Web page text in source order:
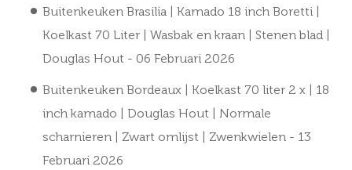
Buitenkeuken Brasilia | Kamado 18 inch Boretti |
Koelkast 70 Liter | Wasbak en kraan | Stenen blad |
Douglas Hout - 06 Februari 2026
Buitenkeuken Bordeaux | Koelkast 70 liter 2 x | 18
inch kamado | Douglas Hout | Normale
scharnieren | Zwart omlijst | Zwenkwielen - 13
Februari 2026